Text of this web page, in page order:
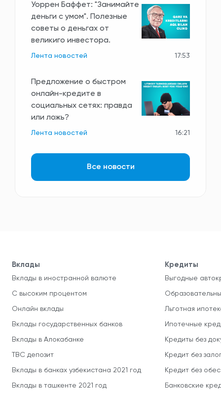
Уоррен Баффет: "Занимайте
деньги с умом". Полезные
советы о деньгах от
великиго инвестора.
Лента новостей 17:53
Предложение о быстром
онлайн-кредите в
социальных сетях: правда
или ложь?
Лента новостей 16:21
Все новости
Вклады
Вклады в иностранной валюте
С высоким процентом
Онлайн вклады
Вклады государственных банков
Вклады в Алокабанке
TBC депозит
Вклады в банках узбекистана 2021 год
Вклады в ташкенте 2021 год
Кредиты
Выгодные
Льготная
Ипотечные
Кредиты без
Кредит без
Кредит без
Банковские